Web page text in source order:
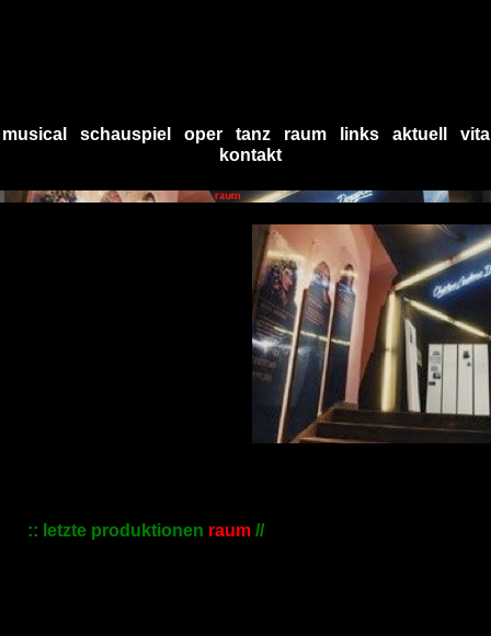
musical schauspiel oper tanz raum links aktuell
vita
kontakt
:: letzte produktionen raum//